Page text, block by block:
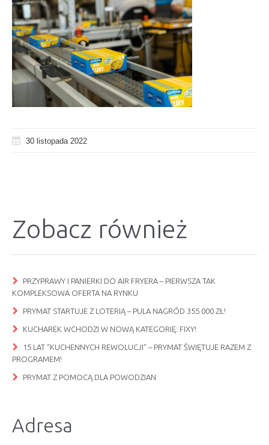
30 listopada 2022
Zobacz również
PRZYPRAWY I PANIERKI DO AIR FRYERA – PIERWSZA TAK
KOMPLEKSOWA OFERTA NA RYNKU
PRYMAT STARTUJE Z LOTERIĄ – PULA NAGRÓD 355 000 ZŁ!
KUCHAREK WCHODZI W NOWĄ KATEGORIĘ: FIXY!
15 LAT “KUCHENNYCH REWOLUCJI” – PRYMAT ŚWIĘTUJE RAZEM Z
PROGRAMEM!
PRYMAT Z POMOCĄ DLA POWODZIAN
Adresa